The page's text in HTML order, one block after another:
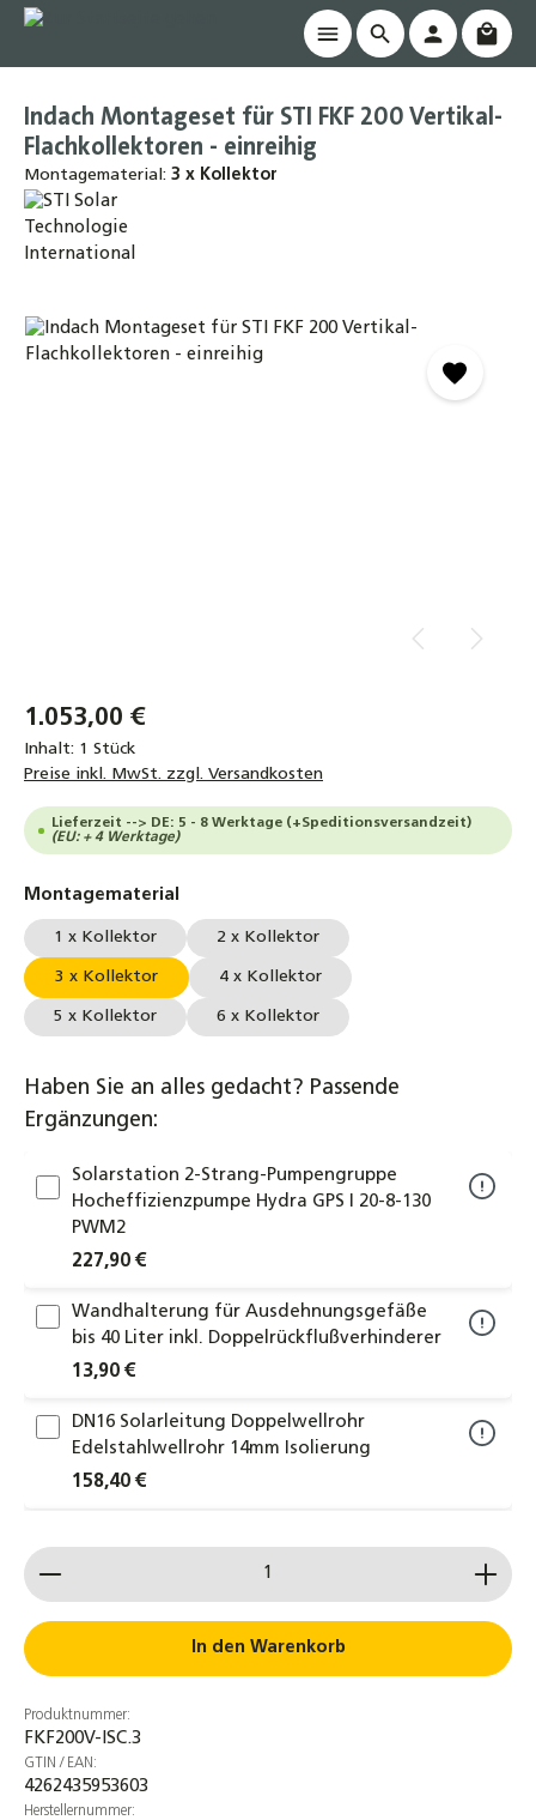
springen
Indach Montageset für STI FKF 200 Vertikal-
Flachkollektoren - einreihig
Montagematerial: 3 x Kollektor
Bildergalerie überspringen
1.053,00 €
Inhalt: 1 Stück
Preise inkl. MwSt. zzgl. Versandkosten
Lieferzeit --> DE: 5 - 8 Werktage (+Speditionsversandzeit)
(EU: + 4 Werktage)
Montagematerial
1 x Kollektor 2 x Kollektor
3 x Kollektor 4 x Kollektor
5 x Kollektor 6 x Kollektor
Haben Sie an alles gedacht? Passende
Ergänzungen:
Solarstation 2-Strang-Pumpengruppe
Hocheffizienzpumpe Hydra GPS I 20-8-130
PWM2
227,90 €
Wandhalterung für Ausdehnungsgefäße
bis 40 Liter inkl. Doppelrückflußverhinderer
13,90 €
DN16 Solarleitung Doppelwellrohr
Edelstahlwellrohr 14mm Isolierung
158,40 €
Anschlussrohr für Ausdehnungsgefäße
DN16 Wellrohr Verschraubung
Schnellverschraubung Schnellkupplung für
Solarleitungen
Produkt Anzahl: Gib den gewünschten Wert ein
In den Warenkorb
Produktnummer:
FKF200V-ISC.3
GTIN / EAN:
4262435953603
Herstellernummer: